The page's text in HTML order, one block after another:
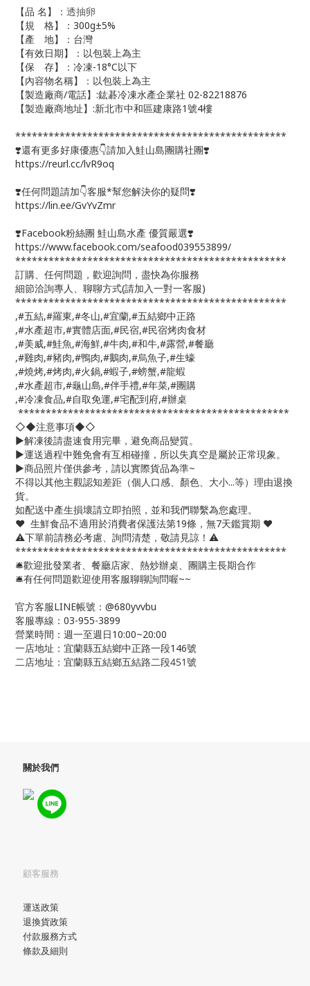
【品 名】： 透抽卵
【規 格】：300g±5%
【產 地】：台灣
【有效日期】：以包裝上為主
【保 存】：冷凍-18°C以下
【內容物名稱】：以包裝上為主
【製造廠商/電話】:鈜碁冷凍水產企業社 02-82218876
【製造廠商地址】:新北市中和區建康路1號4樓
*************************************************
❣️還有更多好康優惠👇請加入鮭山島團購社團❣️
https://reurl.cc/lvR9oq
❣️任何問題請加👇客服*幫您解決你的疑問❣️
https://lin.ee/GvYvZmr
❣️Facebook粉絲團 鮭山島水產 優質嚴選❣️
https://www.facebook.com/seafood039553899/
*************************************************
訂購、任何問題，歡迎詢問，盡快為你服務
細節洽詢專人、聊聊方式(請加入一對一客服)
*************************************************
,#五結,#羅東,#冬山,#宜蘭,#五結鄉中正路
,#水產超市,#實體店面,#民宿,#民宿烤肉食材
,#美威,#鮭魚,#海鮮,#牛肉,#和牛,#露營,#餐廳
,#雞肉,#豬肉,#鴨肉,#鵝肉,#烏魚子,#生蠔
,#燒烤,#烤肉,#火鍋,#蝦子,#螃蟹,#龍蝦
,#水產超市,#龜山島,#伴手禮,#年菜,#團購
,#冷凍食品,#自取免運,#宅配到府,#辦桌
*************************************************
◇◆注意事項◆◇
▶️解凍後請盡速食用完畢，避免商品變質。
▶️運送過程中難免會有互相碰撞，所以失真空是屬於正常現象。
▶️商品照片僅供參考，請以實際貨品為準~
不得以其他主觀認知差距（個人口感、顏色、大小...等）理由退換
貨。
如配送中產生損壞請立即拍照，並和我們聯繫為您處理。
❤️ 生鮮食品不適用於消費者保護法第19條，無7天鑑賞期 ❤️
⚠️下單前請務必考慮、詢問清楚，敬請見諒！⚠️
*************************************************
🛎歡迎批發業者、餐廳店家、熱炒辦桌、團購主長期合作
🛎有任何問題歡迎使用客服聊聊詢問喔~~
官方客服LINE帳號：@680yvvbu
客服專線：03-955-3899
營業時間：週一至週日10:00~20:00
一店地址：宜蘭縣五結鄉中正路一段146號
二店地址：宜蘭縣五結鄉五結路二段451號
關於我們
顧客服務
運送政策
退換貨政策
付款服務方式
條款及細則